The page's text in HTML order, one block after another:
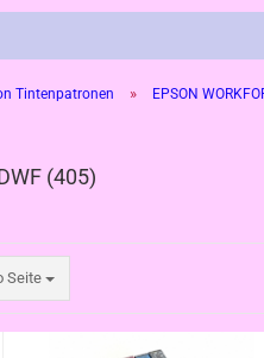
Tintenpatronen »
EPSON
(405)
Seite